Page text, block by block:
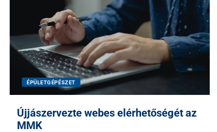
ÉPÜLETGÉPÉSZET
Újjászervezte webes elérhetőségét az
MMK